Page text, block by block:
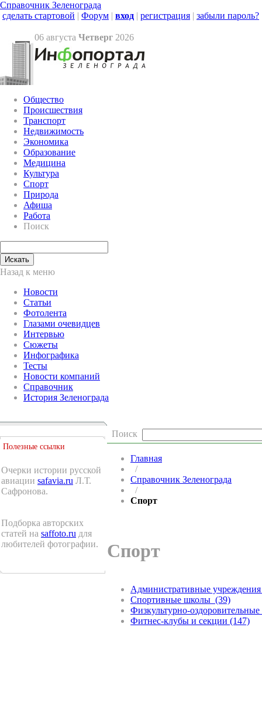
Справочник Зеленограда
сделать стартовой | Форум | вход | регистрация | забыли пароль?
06 августа Четверг 2026
Общество
Происшествия
Транспорт
Недвижимость
Экономика
Образование
Медицина
Культура
Спорт
Природа
Афиша
Работа
Поиск
Назад к меню
Новости
Статьи
Фотолента
Глазами очевидцев
Интервью
Сюжеты
Инфографика
Тесты
Новости компаний
Справочник
История Зеленограда
Полезные ссылки
Очерки истории русской
авиации safavia.ru Л.Т.
Сафронова.
Подборка авторских
статей на saffoto.ru для
любителей фотографии.
Поиск
Главная
/
Справочник Зеленограда
/
Спорт
Спорт
Административные учреждения
Спортивные школы (39)
Физкультурно-
Фитнес-клубы и секции (147)